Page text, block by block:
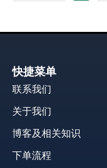
快捷菜单
联系我们
关于我们
博客及相关知识
下单流程